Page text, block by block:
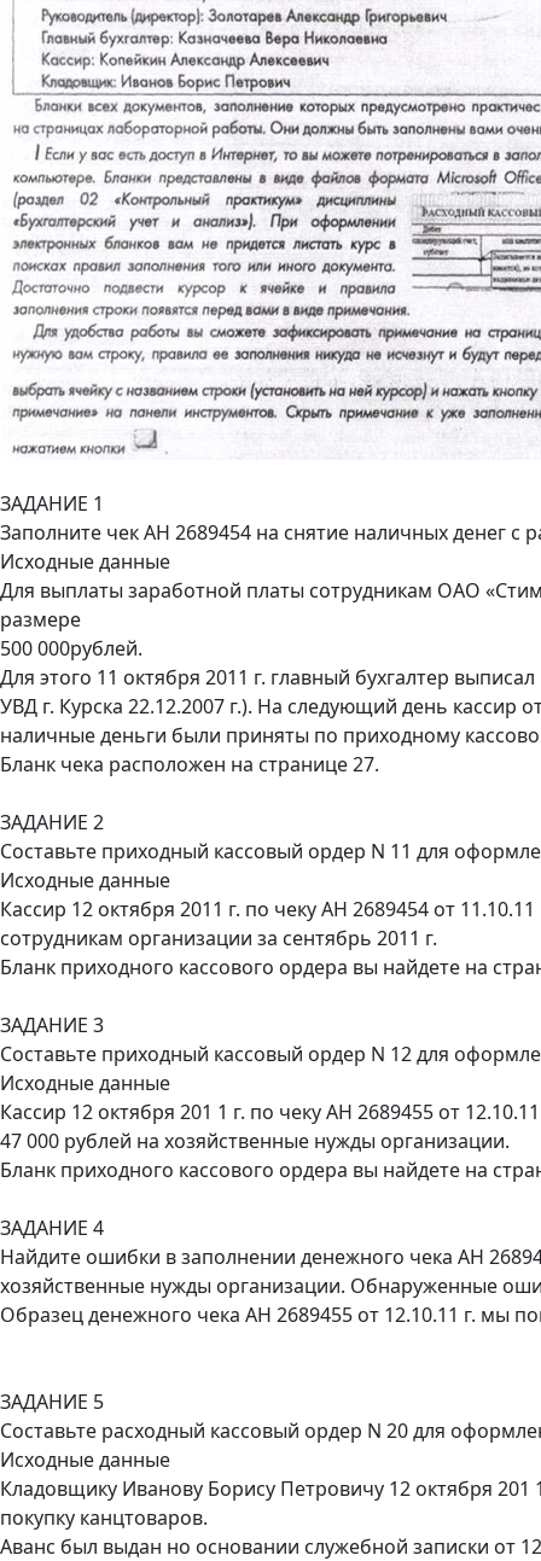
ЗАДАНИЕ 1
Заполните чек АН 2689454 на снятие наличных денег с
Исходные данные
Для выплаты заработной платы сотрудникам ОАО
размере
500 000рублей.
Для этого 11 октября 2011 г. главный бухгалтер
УВД г. Курска 22.12.2007 г.). На следующий день кассир
наличные деньги были приняты по приходному
Бланк чека расположен на странице 27.
ЗАДАНИЕ 2
Составьте приходный кассовый ордер N 11 для
Исходные данные
Кассир 12 октября 2011 г. по чеку АН 2689454 от
сотрудникам организации за сентябрь 2011 г.
Бланк приходного кассового ордера вы найдете на
ЗАДАНИЕ 3
Составьте приходный кассовый ордер N 12 для
Исходные данные
Кассир 12 октября 201 1 г. по чеку АН 2689455 от
47 000 рублей на хозяйственные нужды организации.
Бланк приходного кассового ордера вы найдете на
ЗАДАНИЕ 4
Найдите ошибки в заполнении денежного чека АН
хозяйственные нужды организации. Обнаруженные
Образец денежного чека АН 2689455 от 12.10.11 г. мы
ЗАДАНИЕ 5
Составьте расходный кассовый ордер N 20 для
Исходные данные
Кладовщику Иванову Борису Петровичу 12 октября
покупку канцтоваров.
Аванс был выдан но основании служебной записки от